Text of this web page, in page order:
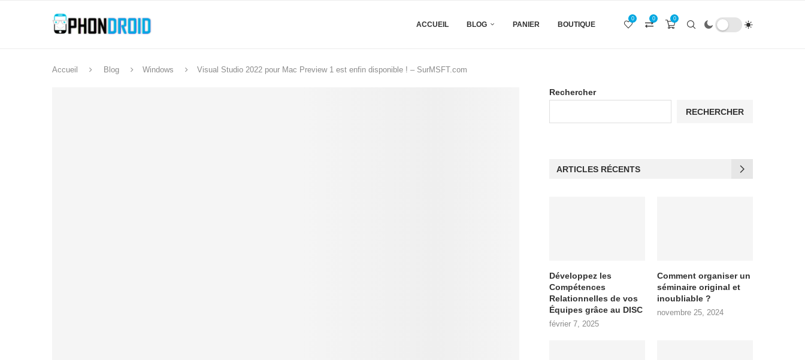
ACCUEIL BLOG PANIER BOUTIQUE
0
0
0
Accueil Blog Windows Visual Studio 2022 pour Mac Preview 1 est enfin disponible ! – SurMSFT.com
Rechercher
RECHERCHER
ARTICLES RÉCENTS
Développez les
Compétences
Relationnelles de vos
Équipes grâce au DISC
février 7, 2025
Comment organiser un
séminaire original et
inoubliable ?
novembre 25, 2024